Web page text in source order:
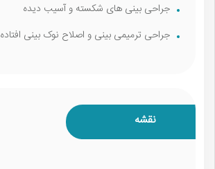
جراحی بینی‌ های شکسته و آسیب دیده
جراحی ترمیمی بینی و اصلاح نوک بینی افتاده
نقشه